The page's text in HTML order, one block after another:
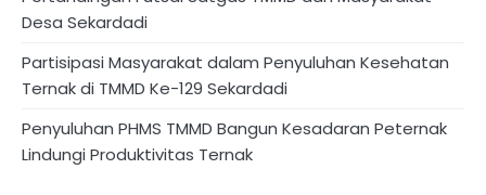
Desa Sekardadi
Partisipasi Masyarakat dalam Penyuluhan Kesehatan
Ternak di TMMD Ke-129 Sekardadi
Penyuluhan PHMS TMMD Bangun Kesadaran Peternak
Lindungi Produktivitas Ternak